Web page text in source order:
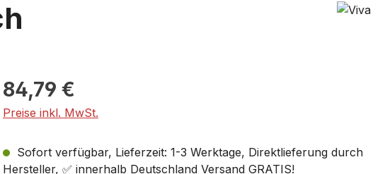
84,79 €
Preise inkl. MwSt.
Sofort verfügbar, Lieferzeit: 1-3 Werktage, Direktlieferung durch
Hersteller, ✅ innerhalb Deutschland Versand GRATIS!